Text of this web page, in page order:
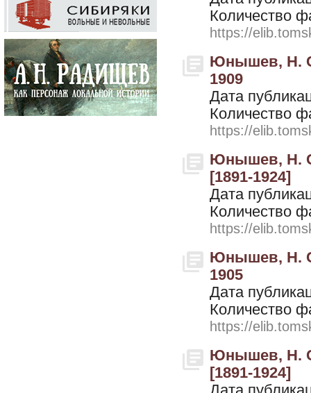
Количество
https://
Юнышев, Н.
1909
Дата
Количество
https://
Юнышев, Н.
[1891-1924]
Дата
Количество
https://
Юнышев, Н.
1905
Дата
Количество
https://
Юнышев, Н.
[1891-1924]